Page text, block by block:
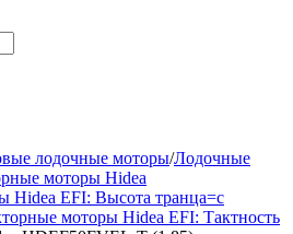
лодочные моторы/Лодочные
моторы Hidea
Hidea EFI: Высота транца=с
моторы Hidea EFI: Тактность